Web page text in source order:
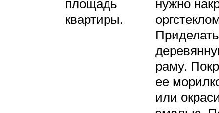
площадь
квартиры.
нужно
Приделать
раму.
ее
или